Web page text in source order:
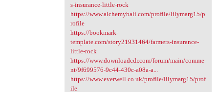
s-insurance-little-rock
https://www.alchemybali.com/profile/lilymarg15/p
rofile
https://bookmark-
template.com/story21931464/farmers-insurance-
little-rock
https://www.downloadcdr.com/forum/main/comme
nt/9f699576-9c44-430c-a08a-a...
https://www.everwell.co.uk/profile/lilymarg15/prof
ile